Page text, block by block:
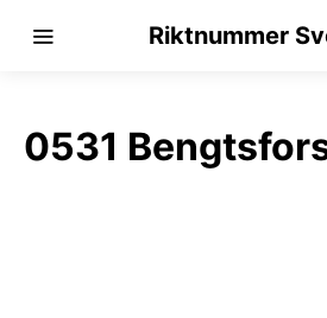
Riktnummer
0531